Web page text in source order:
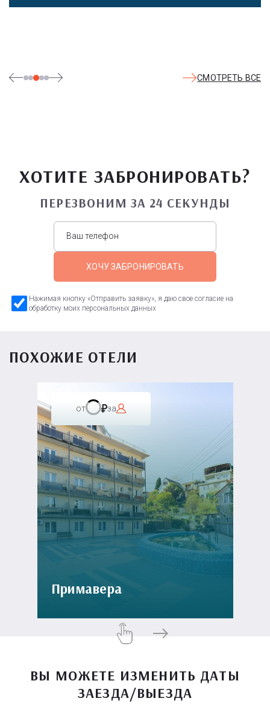
СМОТРЕТЬ ВСЕ
ХОТИТЕ ЗАБРОНИРОВАТЬ?
ПЕРЕЗВОНИМ ЗА 24 СЕКУНДЫ
ХОЧУ ЗАБРОНИРОВАТЬ
Нажимая кнопку «Отправить заявку», я даю свое согласие на
обработку моих персональных данных
ПОХОЖИЕ ОТЕЛИ
от за
Примавера
ВЫ МОЖЕТЕ ИЗМЕНИТЬ ДАТЫ
ЗАЕЗДА/ВЫЕЗДА